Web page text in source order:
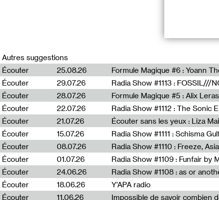
Samedi 17
À l’occasion
réunissant
Depuis 10 ans,
comme un
diffusion pour
Plateau avec
Gabriel Mattei
Une fois par
temps partiel)
C’est la «
hôpital
Autres suggestions
Écouter
25.08.26
Formule Magique #6 : Yoann
Écouter
29.07.26
Écouter
28.07.26
Formule Magique #5 : Alix
Écouter
22.07.26
Écouter
21.07.26
Écouter sans les yeux : Liza
Écouter
15.07.26
Écouter
08.07.26
Écouter
01.07.26
Radia Show #1109 : Funfair by
Écouter
24.06.26
Écouter
18.06.26
Y’APA radio
Écouter
11.06.26
Impossible de savoir combien